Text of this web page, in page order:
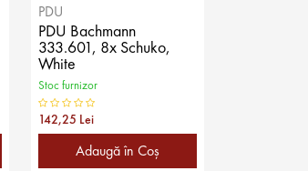
PDU
PDU Bachmann
333.601, 8x Schuko,
White
Stoc furnizor
142,25 Lei
Adaugă în Coş